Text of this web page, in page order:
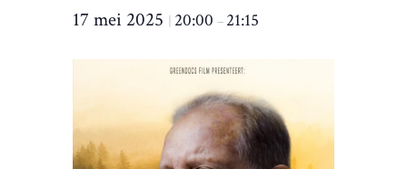
17 mei 2025 20:00 – 21:15